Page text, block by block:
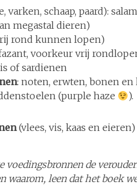
varken, schaap, paard):
megastal dieren)
rond kunnen lopen)
voorkeur vrij
of sardienen
: noten, erwten, bonen
(purple haze
).
(vlees, vis, kaas en
voedingsbronnen de
waarom, leen dat het boek